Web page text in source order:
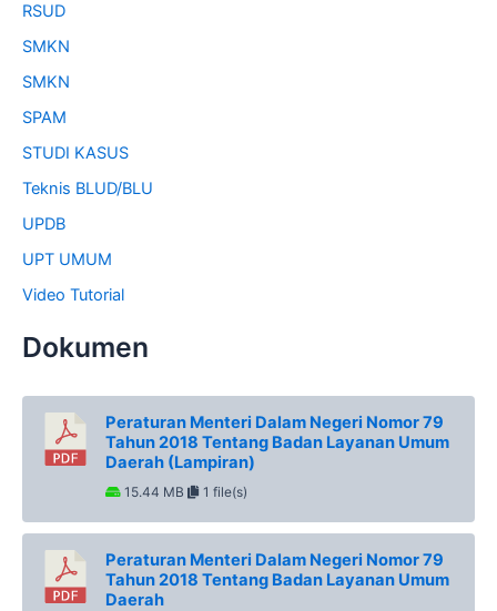
RSUD
SMKN
SMKN
SPAM
STUDI KASUS
Teknis BLUD/BLU
UPDB
UPT UMUM
Video Tutorial
Dokumen
Peraturan Menteri Dalam Negeri Nomor 79
Tahun 2018 Tentang Badan Layanan Umum
Daerah (Lampiran)
15.44 MB 1 file(s)
Peraturan Menteri Dalam Negeri Nomor 79
Tahun 2018 Tentang Badan Layanan Umum
Daerah